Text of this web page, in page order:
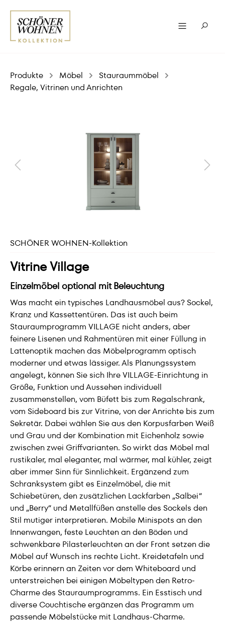
Produkte Möbel
Stauraummöbel
Regale, Vitrinen und Anrichten
SCHÖNER WOHNEN-Kollektion
Vitrine Village
Einzelmöbel optional mit Beleuchtung
Was macht ein typisches Landhausmöbel aus? Sockel,
Kranz und Kassettentüren. Das ist auch beim
Stauraumprogramm VILLAGE nicht anders, aber
feinere Lisenen und Rahmentüren mit einer Füllung in
Lattenoptik machen das Möbelprogramm optisch
moderner und etwas lässiger. Als Planungssystem
angelegt, können Sie sich Ihre VILLAGE-Einrichtung in
Größe, Funktion und Aussehen individuell
zusammenstellen, vom Büfett bis zum Regalschrank,
vom Sideboard bis zur Vitrine, von der Anrichte bis zum
Sekretär. Dabei wählen Sie aus den Korpusfarben Weiß
und Grau und der Kombination mit Eichenholz sowie
zwischen zwei Griffvarianten. So wirkt das Möbel mal
rustikaler, mal eleganter, mal wärmer, mal kühler, zeigt
aber immer Sinn für Sinnlichkeit. Ergänzend zum
Schranksystem gibt es Einzelmöbel, die mit
Schiebetüren, den zusätzlichen Lackfarben „Salbei“
und „Berry“ und Metallfüßen anstelle des Sockels den
Stil mutiger interpretieren. Mobile Minispots an den
Innenwangen, feste Leuchten an den Böden und
schwenkbare Pilasterleuchten an der Front setzen die
Möbel auf Wunsch ins rechte Licht. Kreidetafeln und
Körbe erinnern an Zeiten vor dem Whiteboard und
unterstreichen bei einigen Möbeltypen den Retro-
Charme des Stauraumprogramms. Ein Esstisch und
diverse Couchtische ergänzen das Programm um
passende Möbelstücke mit Landhaus-Charme.